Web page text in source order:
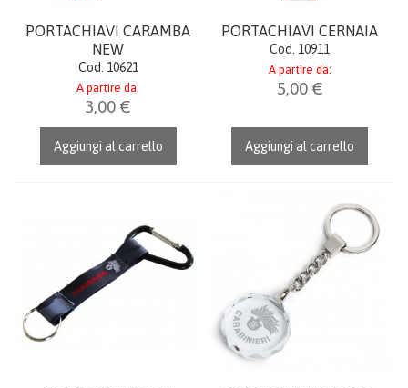
ACCEDI
PORTACHIAVI CARAMBA
NEW
Cod. 10621
A partire da:
3,00 €
Aggiungi al carrello
PORTACHIAVI CERNAIA
Cod. 10911
A partire da:
5,00 €
Aggiungi al carrello